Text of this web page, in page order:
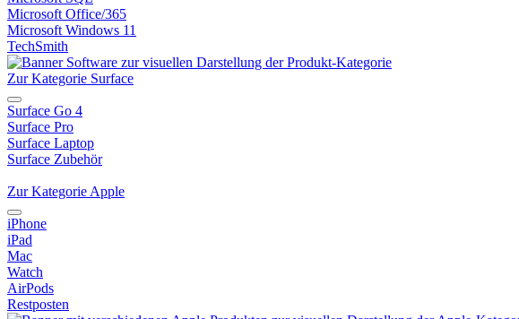
Microsoft Office/365
Microsoft Windows 11
TechSmith
Zur Kategorie Surface
Surface Go 4
Surface Pro
Surface Laptop
Surface Zubehör
Zur Kategorie Apple
iPhone
iPad
Mac
Watch
AirPods
Restposten